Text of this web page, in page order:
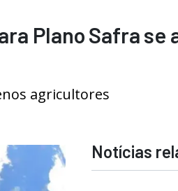
Plano Safra se
agricultores
Notícias